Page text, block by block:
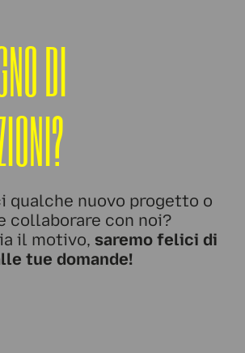
DI
qualche nuovo progetto o
collaborare con noi?
il motivo, saremo felici di
tue domande!